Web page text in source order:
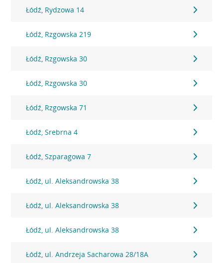
Łódź, Rydzowa 14
Łódź, Rzgowska 219
Łódź, Rzgowska 30
Łódź, Rzgowska 30
Łódź, Rzgowska 71
Łódź, Srebrna 4
Łódź, Szparagowa 7
Łódź, ul. Aleksandrowska 38
Łódź, ul. Aleksandrowska 38
Łódź, ul. Aleksandrowska 38
Łódź, ul. Andrzeja Sacharowa 28/18A